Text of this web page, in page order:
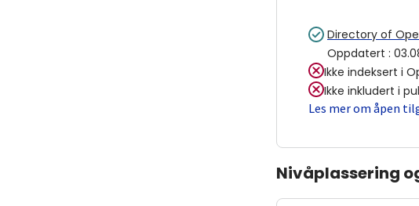
Directory of
Oppdatert :
Ikke indeksert i
Ikke inkludert i
Les mer om åpen
Nivåplassering